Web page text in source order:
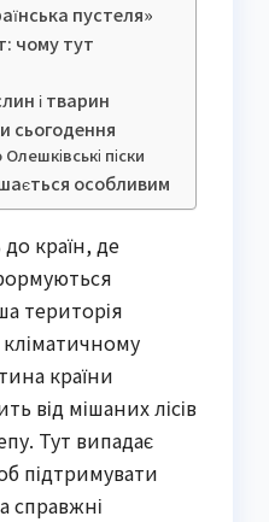
пустеля»
чому тут
і тварин
сьогодення
піски
особливим
країн, де
територія
країни
від мішаних лісів
Тут випадає
підтримувати
справжні